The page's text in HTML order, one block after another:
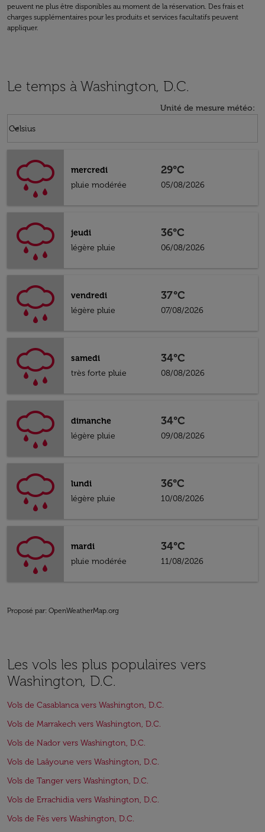
peuvent ne plus être disponibles au moment de la réservation. Des frais et
charges supplémentaires pour les produits et services facultatifs peuvent
appliquer.
Le temps à Washington, D.C.
Unité de mesure météo:
Celsius
keyboard_arrow_down
mercredi
pluie modérée
29°C
05/08/2026
jeudi
légère pluie
36°C
06/08/2026
vendredi
légère pluie
37°C
07/08/2026
samedi
très forte pluie
34°C
08/08/2026
dimanche
légère pluie
34°C
09/08/2026
lundi
légère pluie
36°C
10/08/2026
mardi
pluie modérée
34°C
11/08/2026
Proposé par: OpenWeatherMap.org
Les vols les plus populaires vers
Washington, D.C.
Vols de Casablanca vers Washington, D.C.
Vols de Marrakech vers Washington, D.C.
Vols de Nador vers Washington, D.C.
Vols de Laâyoune vers Washington, D.C.
Vols de Tanger vers Washington, D.C.
Vols de Errachidia vers Washington, D.C.
Vols de Fès vers Washington, D.C.